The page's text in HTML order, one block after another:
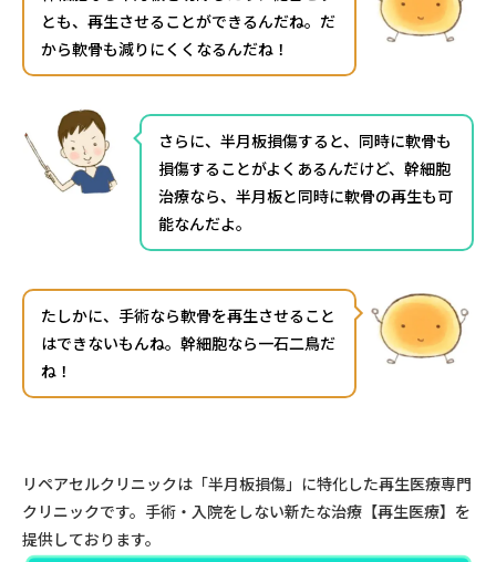
とも、再生させることができるんだね。だ
から軟骨も減りにくくなるんだね！
さらに、 半月板損傷すると、同時に軟骨も
損傷することがよくあるんだけど、幹細胞
治療なら、半月板と同時に軟骨の再生も可
能なんだよ。
たしかに、手術なら軟骨を再生させること
はできないもんね。幹細胞なら一石二鳥だ
ね！
リペアセルクリニックは「半月板損傷」に特化した再生医療専門
クリニックです。手術・入院をしない新たな治療【再生医療】を
提供しております。